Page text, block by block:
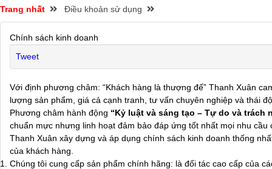
Trang nhất Điều khoản sử dụng
Chính sách kinh doanh
Tweet
Với định phương châm: “Khách hàng là thượng đế” Thanh Xuân
lượng sản phẩm, giá cả cạnh tranh, tư vấn chuyên nghiệp và thái
Phương châm hành động “Kỷ luật và sáng tạo – Tự do và trách
chuẩn mực nhưng linh hoạt đảm bảo đáp ứng tốt nhất mọi nhu
Thanh Xuân xây dựng và áp dụng chính sách kinh doanh thống
của khách hàng.
Chúng tôi cung cấp sản phẩm chính hãng: là đối tác cao cấp của